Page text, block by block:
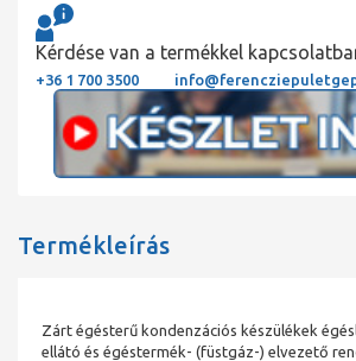
Kérdése van a termékkel
+36 1 700 3500
Termékleírás
Zárt égésterű kondenzációs készülékek
ellátó és égéstermék- (füstgáz-) elvezető